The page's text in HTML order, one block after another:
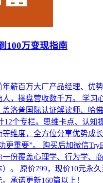
100万变现指南
年薪百万大厂产品经理、优
人，操盘营收数千万。 学习
盖洛普国际认证解读师、哈
12个专栏。思维卡点、认知
维度，全方位分享优势成
更重要”。 购买后加微信
一份覆盖心理学、行为学、
）。 原价799，现价10元永
承诺更新160篇以上！